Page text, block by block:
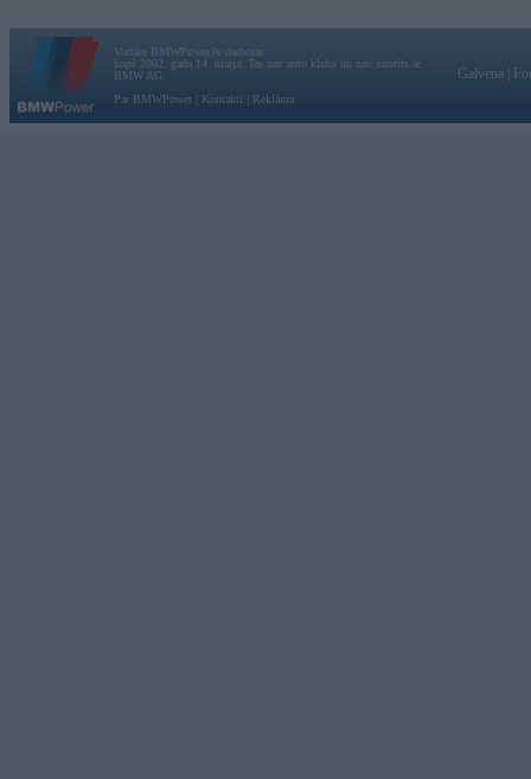
Vortāls BMWPower.lv darbojas
kopš 2002. gada 14. maija. Tas nav auto klubs un nav saistīts ar
BMW AG.
Par BMWPower
Kontakti Reklāma
Galvena